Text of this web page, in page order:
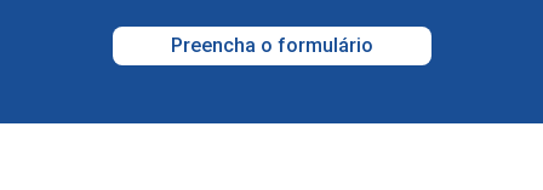
Preencha o formulário